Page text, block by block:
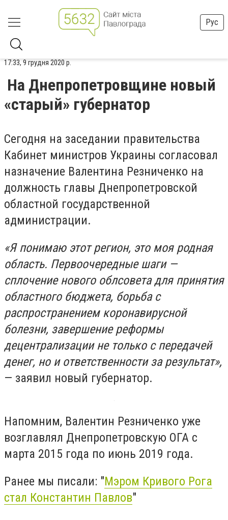
Рус
17:33, 9 грудня 2020 р.
На Днепропетровщине новый
«старый» губернатор
Сегодня на заседании правительства
Кабинет министров Украины согласовал
назначение Валентина Резниченко на
должность главы Днепропетровской
областной государственной
администрации.
«Я понимаю этот регион, это моя родная
область. Первоочередные шаги —
сплочение нового облсовета для принятия
областного бюджета, борьба с
распространением коронавирусной
болезни, завершение реформы
децентрализации не только с передачей
денег, но и ответственности за результат»,
— заявил новый губернатор.
Напомним, Валентин Резниченко уже
возглавлял Днепропетровскую ОГА с
марта 2015 года по июнь 2019 года.
Ранее мы писали: "Мэром Кривого Рога
стал Константин Павлов"